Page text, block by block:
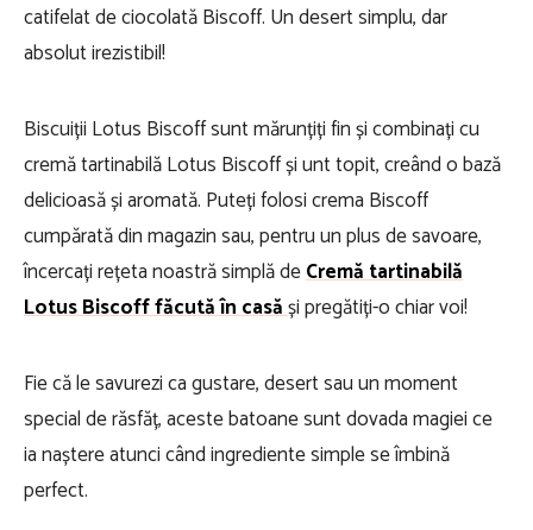
catifelat de ciocolată Biscoff. Un desert simplu, dar
absolut irezistibil!
Biscuiții Lotus Biscoff sunt mărunțiți fin și combinați cu
cremă tartinabilă Lotus Biscoff și unt topit, creând o bază
delicioasă și aromată. Puteți folosi crema Biscoff
cumpărată din magazin sau, pentru un plus de savoare,
încercați rețeta noastră simplă deCremă tartinabilă
Lotus Biscoff făcută în casăși pregătiți-o chiar voi!
Fie că le savurezi ca gustare, desert sau un moment
special de răsfăț, aceste batoane sunt dovada magiei ce
ia naștere atunci când ingrediente simple se îmbină
perfect.